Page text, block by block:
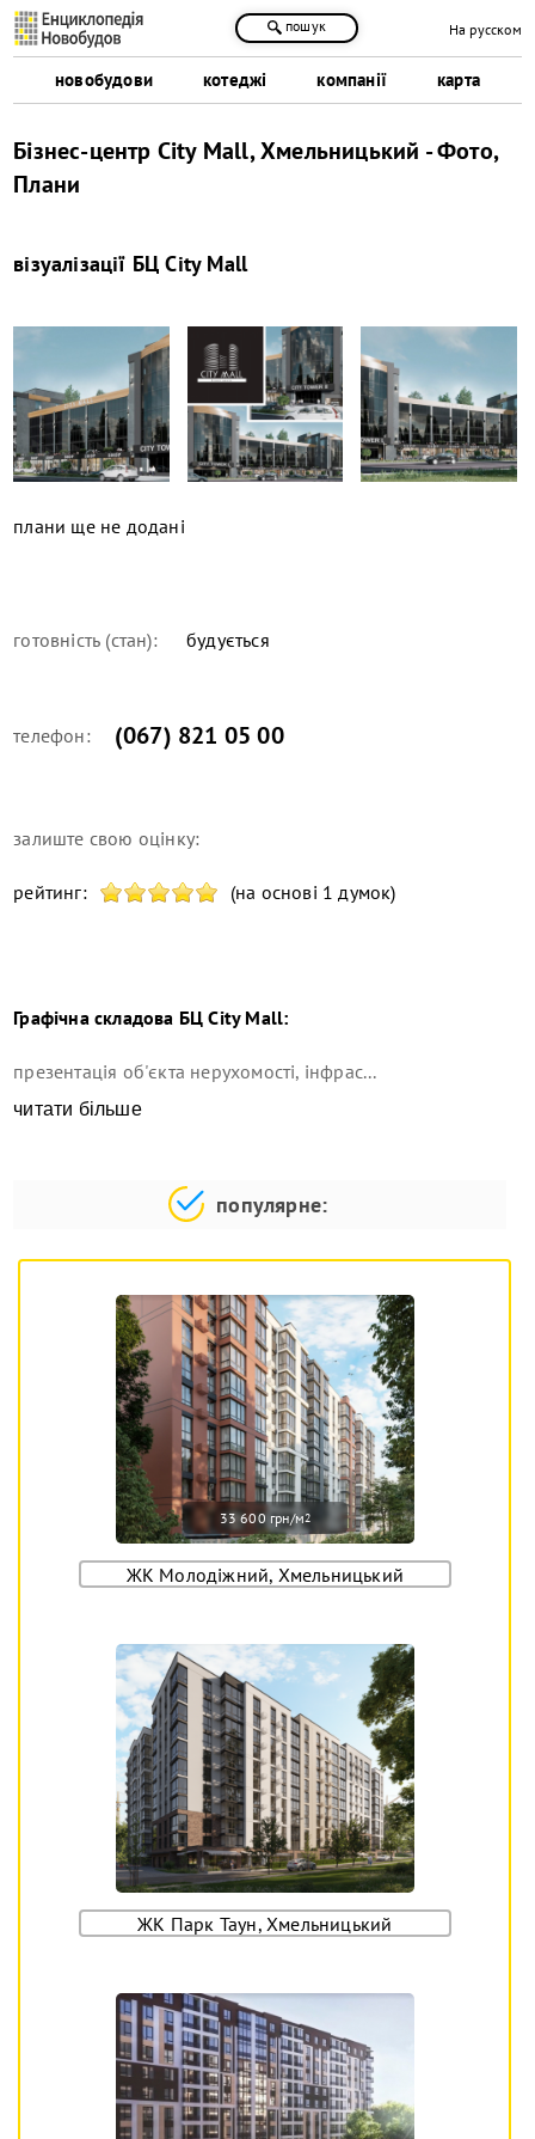
новобудови котеджі компанії карта
пошук На русском
Бізнес-центр City Mall, Хмельницький - Фото,
Плани
візуалізації БЦ City Mall
плани ще не додані
готовність (стан): будується
телефон: (067) 821 05 00
залиште свою оцінку:
рейтинг: (на основі 1 думок)
Графічна складова БЦ City Mall:
презентація об'єкта нерухомості, інфрас...
читати більше
популярне:
33 600 грн/м2
ЖК Молодіжний, Хмельницький
ЖК Парк Таун, Хмельницький